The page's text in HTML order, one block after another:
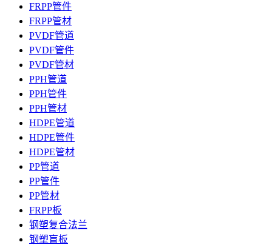
FRPP管件
FRPP管材
PVDF管道
PVDF管件
PVDF管材
PPH管道
PPH管件
PPH管材
HDPE管道
HDPE管件
HDPE管材
PP管道
PP管件
PP管材
FRPP板
钢塑复合法兰
钢塑盲板